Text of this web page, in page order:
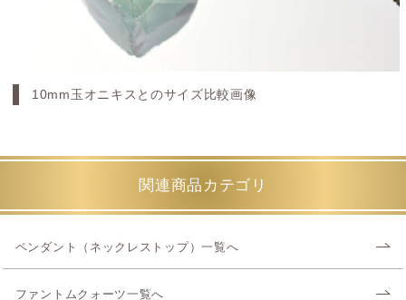
10mm玉オニキスとのサイズ比較画像
関連商品カテゴリ
ペンダント（ネックレストップ）一覧へ
ファントムクォーツ一覧へ